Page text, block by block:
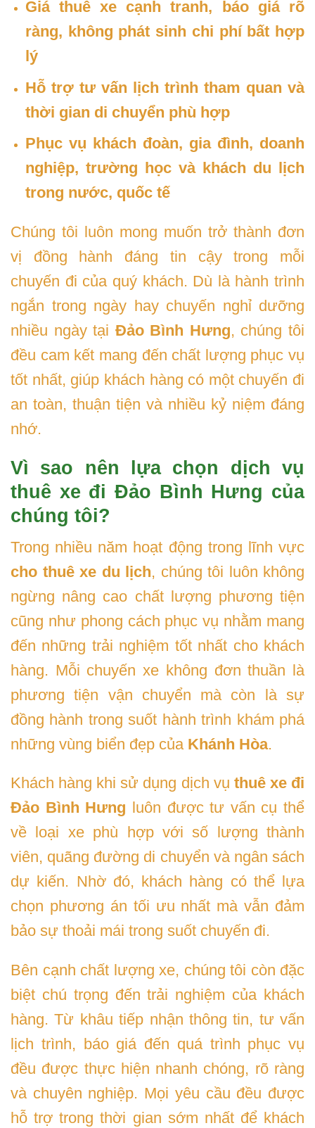
Giá thuê xe cạnh tranh, báo giá rõ
ràng, không phát sinh chi phí bất hợp
lý
Hỗ trợ tư vấn lịch trình tham quan và
thời gian di chuyển phù hợp
Phục vụ khách đoàn, gia đình, doanh
nghiệp, trường học và khách du lịch
trong nước, quốc tế
Chúng tôi luôn mong muốn trở thành đơn
vị đồng hành đáng tin cậy trong mỗi
chuyến đi của quý khách. Dù là hành trình
ngắn trong ngày hay chuyến nghỉ dưỡng
nhiều ngày tại Đảo Bình Hưng, chúng tôi
đều cam kết mang đến chất lượng phục vụ
tốt nhất, giúp khách hàng có một chuyến đi
an toàn, thuận tiện và nhiều kỷ niệm đáng
nhớ.
Vì sao nên lựa chọn dịch vụ
thuê xe đi Đảo Bình Hưng của
chúng tôi?
Trong nhiều năm hoạt động trong lĩnh vực
cho thuê xe du lịch, chúng tôi luôn không
ngừng nâng cao chất lượng phương tiện
cũng như phong cách phục vụ nhằm mang
đến những trải nghiệm tốt nhất cho khách
hàng. Mỗi chuyến xe không đơn thuần là
phương tiện vận chuyển mà còn là sự
đồng hành trong suốt hành trình khám phá
những vùng biển đẹp của Khánh Hòa.
Khách hàng khi sử dụng dịch vụ thuê xe đi
Đảo Bình Hưng luôn được tư vấn cụ thể
về loại xe phù hợp với số lượng thành
viên, quãng đường di chuyển và ngân sách
dự kiến. Nhờ đó, khách hàng có thể lựa
chọn phương án tối ưu nhất mà vẫn đảm
bảo sự thoải mái trong suốt chuyến đi.
Bên cạnh chất lượng xe, chúng tôi còn đặc
biệt chú trọng đến trải nghiệm của khách
hàng. Từ khâu tiếp nhận thông tin, tư vấn
lịch trình, báo giá đến quá trình phục vụ
đều được thực hiện nhanh chóng, rõ ràng
và chuyên nghiệp. Mọi yêu cầu đều được
hỗ trợ trong thời gian sớm nhất để khách